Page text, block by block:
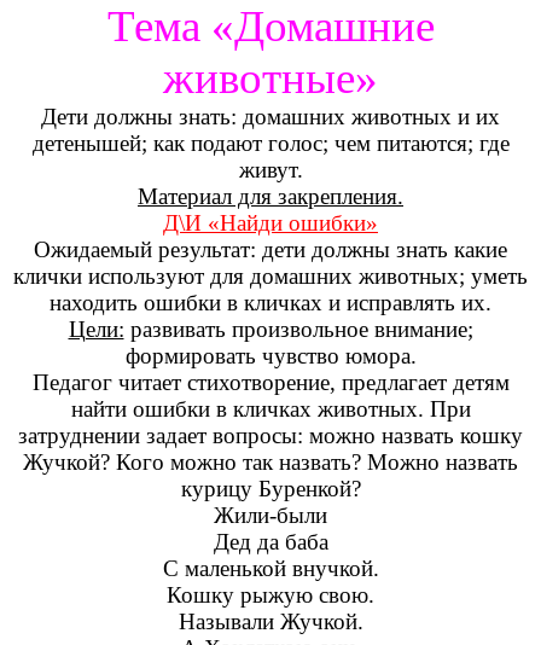
Тема «Домашние
животные»
Дети должны знать: домашних животных и их
детенышей; как подают голос; чем питаются; где
живут.
Материал для закрепления.
Д\И «Найди ошибки»
Ожидаемый результат: дети должны знать какие
клички используют для домашних животных; уметь
находить ошибки в кличках и исправлять их.
Цели: развивать произвольное внимание;
формировать чувство юмора.
Педагог читает стихотворение, предлагает детям
найти ошибки в кличках животных. При
затруднении задает вопросы: можно назвать кошку
Жучкой? Кого можно так назвать? Можно назвать
курицу Буренкой?
Жили-были
Дед да баба
С маленькой внучкой.
Кошку рыжую свою.
Называли Жучкой.